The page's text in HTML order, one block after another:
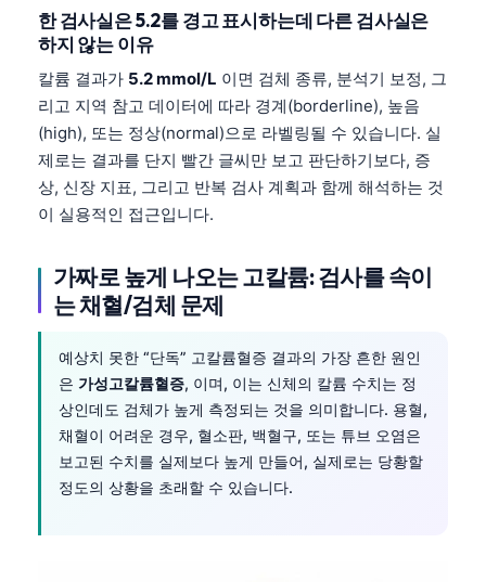
한 검사실은 5.2를 경고 표시하는데 다른 검사실은
하지 않는 이유
칼륨 결과가 5.2 mmol/L 이면 검체 종류, 분석기 보정, 그
리고 지역 참고 데이터에 따라 경계(borderline), 높음
(high), 또는 정상(normal)으로 라벨링될 수 있습니다. 실
제로는 결과를 단지 빨간 글씨만 보고 판단하기보다, 증
상, 신장 지표, 그리고 반복 검사 계획과 함께 해석하는 것
이 실용적인 접근입니다.
가짜로 높게 나오는 고칼륨: 검사를 속이
는 채혈/검체 문제
예상치 못한 “단독” 고칼륨혈증 결과의 가장 흔한 원인
은 가성고칼륨혈증, 이며, 이는 신체의 칼륨 수치는 정
상인데도 검체가 높게 측정되는 것을 의미합니다. 용혈,
채혈이 어려운 경우, 혈소판, 백혈구, 또는 튜브 오염은
보고된 수치를 실제보다 높게 만들어, 실제로는 당황할
정도의 상황을 초래할 수 있습니다.